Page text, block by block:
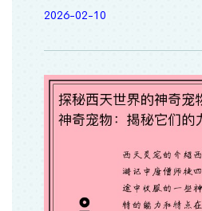
2026-02-10